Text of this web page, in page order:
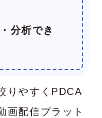
分析でき
りやすくPDCA
画配信プラット